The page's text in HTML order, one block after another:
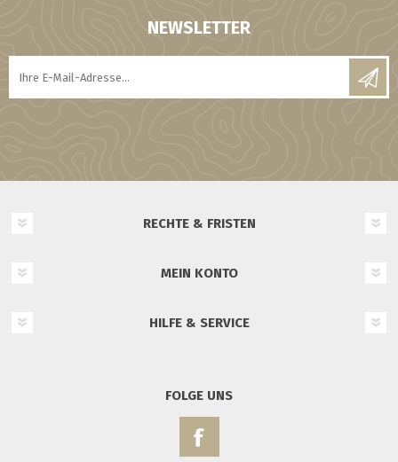
NEWSLETTER
RECHTE & FRISTEN
MEIN KONTO
HILFE & SERVICE
FOLGE UNS